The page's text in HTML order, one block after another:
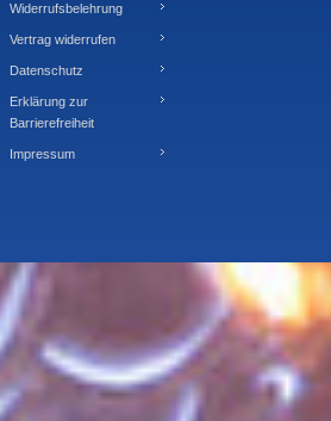
Widerrufsbelehrung
Vertrag widerrufen
Datenschutz
Erklärung zur
Barrierefreiheit
Impressum